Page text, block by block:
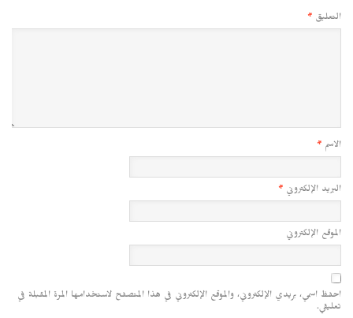
التعليق *
الاسم *
البريد الإلكتروني *
الموقع الإلكتروني
احفظ اسمي، بريدي الإلكتروني، والموقع الإلكتروني في هذا المتصفح لاستخدامها المرة المقبلة في
تعليقي.